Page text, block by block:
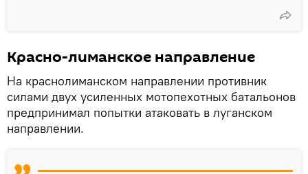
Красно-лиманское направление
На краснолиманском направлении противник
силами двух усиленных мотопехотных батальонов
предпринимал попытки атаковать в луганском
направлении.